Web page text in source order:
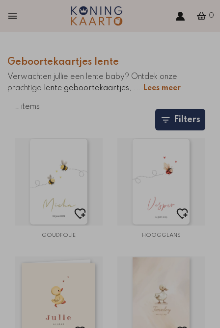
0
Geboortekaartjes lente
Verwachten jullie een lente baby? Ontdek onze
prachtige
lente geboortekaartjes, ... Lees meer
… items
Filters
GOUDFOLIE HOOGGLANS